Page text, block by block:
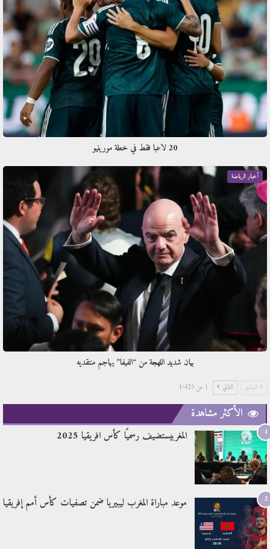
20 لاعبا فقط في خطة مورينيو
أخبار الرياضة
بيان شديد اللهجة من “الفيفا” يهاجم منتقديه
السابق التالي 1 من 1٬425
الأكثر مشاهدة
1 المغربيستضيف رسميًا كأس افريقيا 2025
2 موعد مباراة المغرب ليبيريا ضمن تصفيات كأس أمم إفريقيا